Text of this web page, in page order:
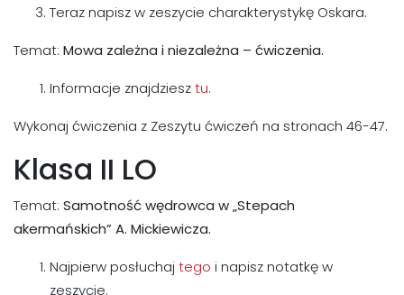
Teraz napisz w zeszycie charakterystykę Oskara.
Temat: Mowa zależna i niezależna – ćwiczenia.
Informacje znajdziesztu.
Wykonaj ćwiczenia z Zeszytu ćwiczeń na stronach 46-47.
Klasa II LO
Temat: Samotność wędrowca w „Stepach
akermańskich” A. Mickiewicza.
Najpierw posłuchaj tego i napisz notatkę w
zeszycie.